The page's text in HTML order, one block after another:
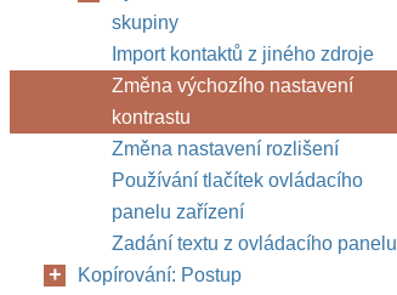
skupiny
Import kontaktů z jiného zdroje
Změna výchozího nastavení
kontrastu
Změna nastavení rozlišení
Používání tlačítek ovládacího
panelu zařízení
Zadání textu z ovládacího panelu
Kopírování: Postup